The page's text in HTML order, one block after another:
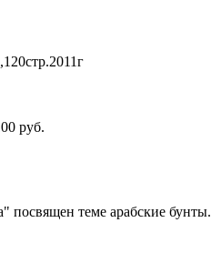
руб.
посвящен теме арабские бунты.